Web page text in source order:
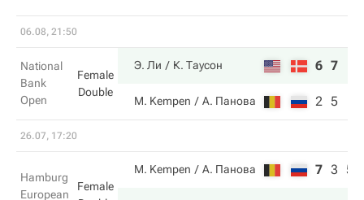
06.08, 21:50
National
Bank
Open
Female
Double
Э. Ли К. Таусон 6 7
M. Kempen А. Панова 2 5
26.07, 17:20
Hamburg
European
Female
M. Kempen А. Панова 7 3 5